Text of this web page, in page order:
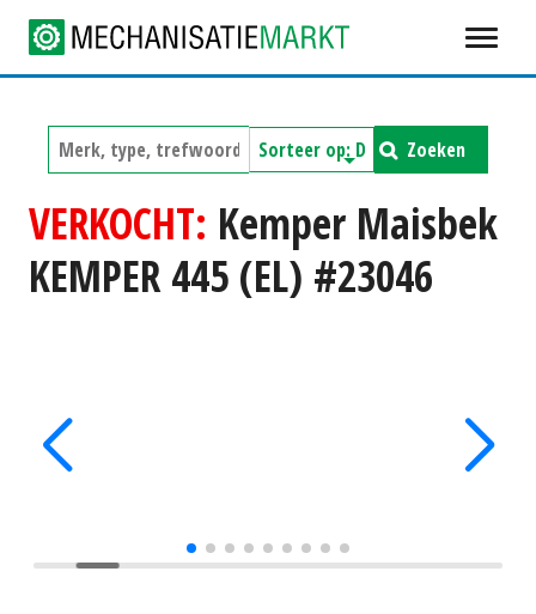
Zoeken
VERKOCHT: Kemper Maisbek
KEMPER 445 (EL) #23046